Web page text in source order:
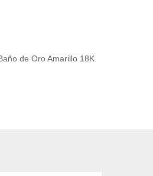
de Oro Amarillo 18K